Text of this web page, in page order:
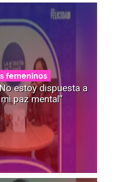
femeninos
estoy dispuesta a
paz mental”